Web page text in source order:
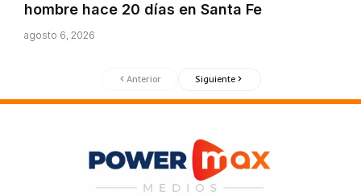
hombre hace 20 días en Santa Fe
agosto 6, 2026
Anterior Siguiente